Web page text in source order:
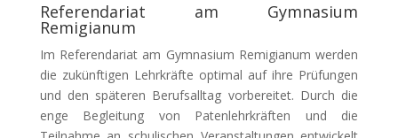
Referendariat am Gymnasium
Remigianum
Im Referendariat am Gymnasium Remigianum werden
die zukünftigen Lehrkräfte optimal auf ihre Prüfungen
und den späteren Berufsalltag vorbereitet. Durch die
enge Begleitung von Patenlehrkräften und die